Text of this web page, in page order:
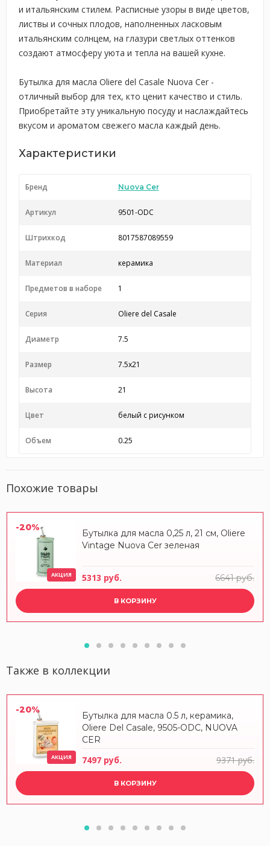
и итальянским стилем. Расписные узоры в виде цветов,
листвы и сочных плодов, наполненных ласковым
итальянским солнцем, на глазури светлых оттенков
создают атмосферу уюта и тепла на вашей кухне.
Бутылка для масла Oliere del Casale Nuova Cer -
отличный выбор для тех, кто ценит качество и стиль.
Приобретайте эту уникальную посуду и наслаждайтесь
вкусом и ароматом свежего масла каждый день.
Характеристики
Бренд Nuova Cer
Артикул 9501-ODC
Штрихкод 8017587089559
Материал керамика
Предметов в наборе 1
Серия Oliere del Casale
Диаметр 7.5
Размер 7.5x21
Высота 21
Цвет белый с рисунком
Объем 0.25
Похожие товары
-20%
АКЦИЯ
Бутылка для масла 0,25 л, 21 см, Oliere
Vintage Nuova Cer зеленая
5313 руб. 6641 руб.
В КОРЗИНУ
Также в коллекции
-20%
АКЦИЯ
Бутылка для масла 0.5 л, керамика,
Oliere Del Casale, 9505-ODC, NUOVA
CER
7497 руб. 9371 руб.
В КОРЗИНУ